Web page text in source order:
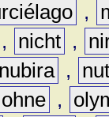
,
, nicht ,
nubira ,
ohne ,